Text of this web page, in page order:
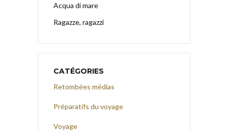
Acqua di mare
Ragazze, ragazzi
CATÉGORIES
Retombées médias
Préparatifs du voyage
Voyage